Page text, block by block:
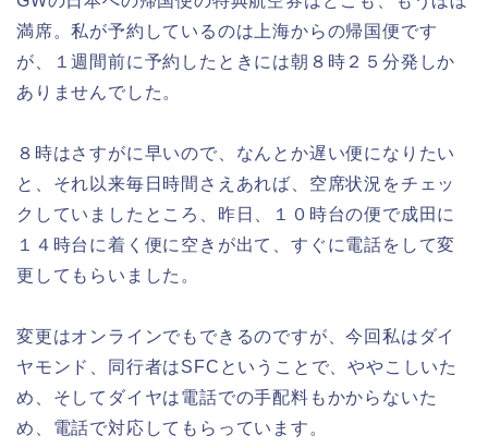
満席。私が予約しているのは上海からの帰国便です
が、１週間前に予約したときには朝８時２５分発しか
ありませんでした。
８時はさすがに早いので、なんとか遅い便になりたい
と、それ以来毎日時間さえあれば、空席状況をチェッ
クしていましたところ、昨日、１０時台の便で成田に
１４時台に着く便に空きが出て、すぐに電話をして変
更してもらいました。
変更はオンラインでもできるのですが、今回私はダイ
ヤモンド、同行者はSFCということで、ややこしいた
め、そしてダイヤは電話での手配料もかからないた
め、電話で対応してもらっています。